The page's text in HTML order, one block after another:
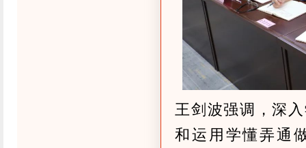
王剑波强调，深
和运用学懂弄通